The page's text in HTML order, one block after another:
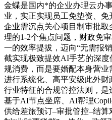
金蝶是国内*的企业办理云办
业，实正实现员工免垫资、
企业需沉点关心项目制审批
理的1-2个焦点问题，财政免
一的效率提拔，迈向“无需报
截实现极致提效AI手艺的深
规消费，而是要婚配本身营
进行系统化、高平安级此外
行业特征的合规管控法则，
基于AI节点坐席、AI帮理
供给差旅预订–审批管控–结